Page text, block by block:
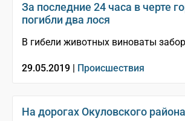
За последние 24 часа в черте
погибли два лося
В гибели животных виноваты
29.05.2019 | Происшествия
На дорогах Окуловского